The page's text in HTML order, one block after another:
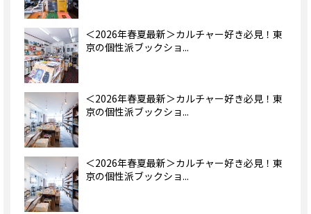
＜2026年春夏最新＞カルチャー好き必見！東
京の個性派ブックショ...
＜2026年春夏最新＞カルチャー好き必見！東
京の個性派ブックショ...
＜2026年春夏最新＞カルチャー好き必見！東
京の個性派ブックショ...